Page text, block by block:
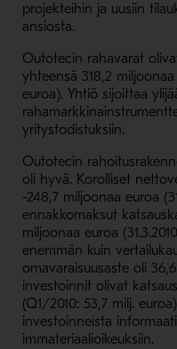
projekteihin ja uusiin
ansiosta.
Outotecin rahavarat
yhteensä 318,2 miljoonaa
euroa). Yhtiö sijoittaa
yritystodistuksiin.
Outotecin
oli hyvä. Korolliset
-248,7 miljoonaa euroa
ennakkomaksut
miljoonaa euroa
enemmän kuin
omavaraisuusaste oli
investoinnit olivat
(Q1/2010: 53,7 milj.
investoinneista
immateriaalioikeuksiin.